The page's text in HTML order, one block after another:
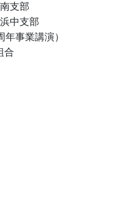
支部
中支部
事業講演）
合